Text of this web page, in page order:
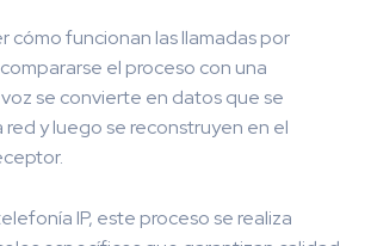
cómo funcionan las llamadas por
el proceso con una
se convierte en datos que se
y luego se reconstruyen en el
IP, este proceso se realiza